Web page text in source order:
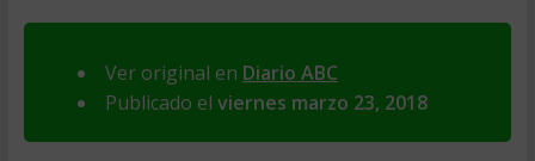
Ver original en Diario ABC
Publicado el viernes marzo 23, 2018